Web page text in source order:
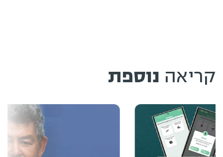
קריאה נוספת